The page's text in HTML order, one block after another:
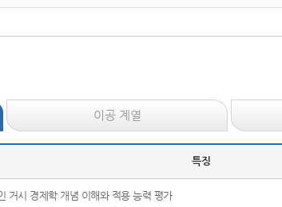
이공 계열
특징
거시 경제학 개념 이해와 적용 능력 평가